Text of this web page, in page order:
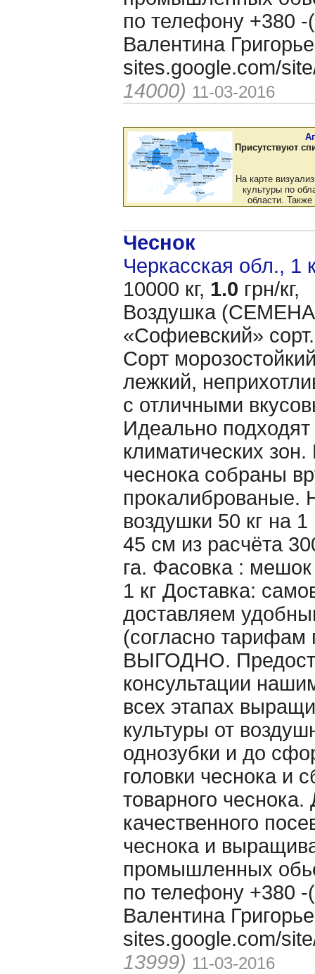
по телефону +380
Валентина
sites.google.com/
14000) 11-03-2016
Присутствуют
На карте
культуры по
области. Также
Чеснок
Черкасская обл., 1
10000 кг, 1.0 грн/кг,
Воздушка (CЕМЕНА
«Cофиевский»
Сорт
лежкий,
с отличными
Идеально
климатических
чеснока собраны
прокалиброваные.
воздушки 50 кг на
45 см из расчёта
га. Фасовка :
1 кг Доставка:
доставляем
(согласно тарифам
ВЫГОДНО.
консультации
всех этапах
культуры от
однозубки и до
головки чеснока и
товарного чеснока.
качественного
чеснока и
промышленных
по телефону +380
Валентина
sites.google.com/
13999) 11-03-2016